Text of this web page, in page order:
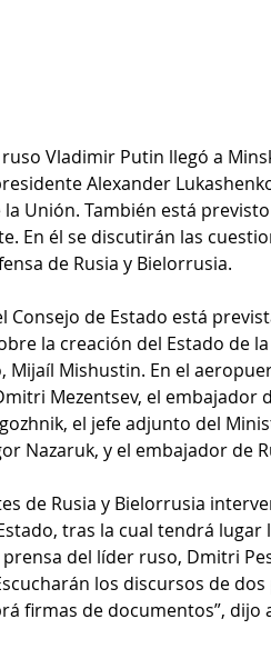
Vladimir Putin llegó a
Alexander
la Unión. También está
En él se discutirán las
de Rusia y Bielorrusia.
Consejo de Estado está
la creación del Estado de
Mijaíl Mishustin. En el
Mezentsev, el embajador
el jefe adjunto del
Nazaruk, y el embajador de
de Rusia y Bielorrusia
tras la cual tendrá
del líder ruso, Dmitri
los discursos de
firmas de documentos”, dijo